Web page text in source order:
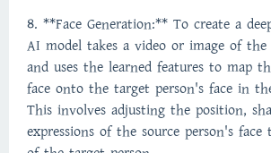
4. **Face Generation:** To create a
AI model takes a video or image of the
and uses the learned features to map
face onto the target person's face in
This involves adjusting the position,
expressions of the source person's